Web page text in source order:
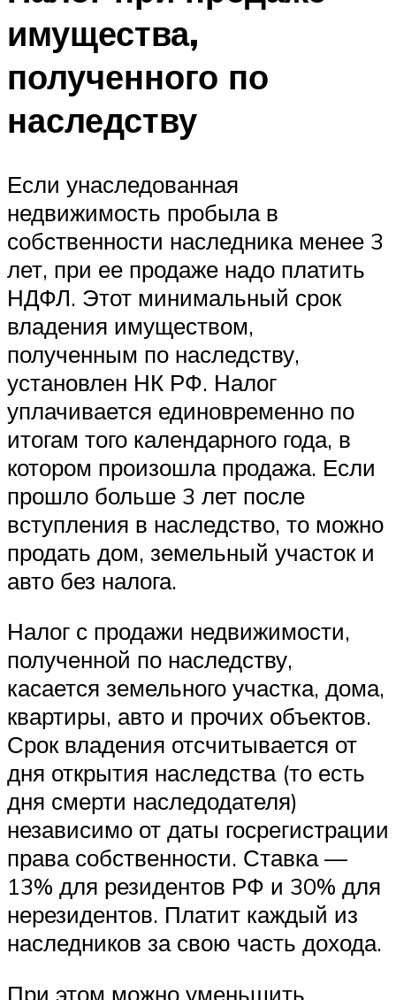
имущества,
полученного по
наследству
Если унаследованная
недвижимость пробыла в
собственности наследника менее 3
лет, при ее продаже надо платить
НДФЛ. Этот минимальный срок
владения имуществом,
полученным по наследству,
установлен НК РФ. Налог
уплачивается единовременно по
итогам того календарного года, в
котором произошла продажа. Если
прошло больше 3 лет после
вступления в наследство, то можно
продать дом, земельный участок и
авто без налога.
Налог с продажи недвижимости,
полученной по наследству,
касается земельного участка, дома,
квартиры, авто и прочих объектов.
Срок владения отсчитывается от
дня открытия наследства (то есть
дня смерти наследодателя)
независимо от даты госрегистрации
права собственности. Ставка —
13% для резидентов РФ и 30% для
нерезидентов. Платит каждый из
наследников за свою часть дохода.
При этом можно уменьшить